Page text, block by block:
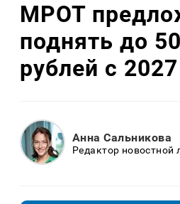
МРОТ
поднять до
рублей с
Анна Сальникова
Редактор новостной